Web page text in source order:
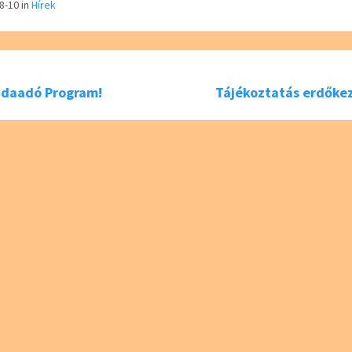
tt
er
10inHírek
Program! Tájékoztatás